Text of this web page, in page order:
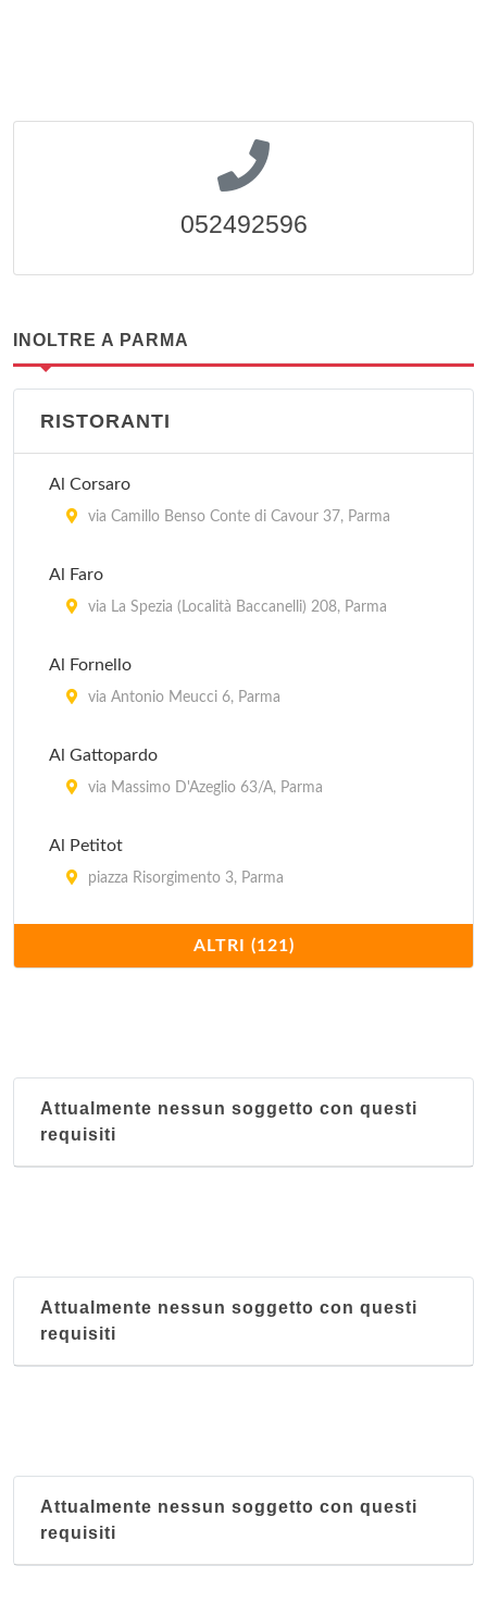
052492596
INOLTRE A PARMA
RISTORANTI
Al Corsaro
via Camillo Benso Conte di Cavour 37, Parma
Al Faro
via La Spezia (Località Baccanelli) 208, Parma
Al Fornello
via Antonio Meucci 6, Parma
Al Gattopardo
via Massimo D'Azeglio 63/A, Parma
Al Petitot
piazza Risorgimento 3, Parma
via Benedetto Bacchini 23, Fidenza
Al Vecchio Mulino
Al Veliero
via Emilio Lepido 29/A, Parma
ALTRI (121)
Attualmente nessun soggetto con questi
requisiti
Attualmente nessun soggetto con questi
requisiti
Attualmente nessun soggetto con questi
requisiti